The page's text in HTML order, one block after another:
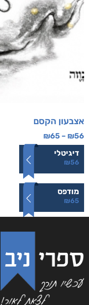
אצבעון הקסם
₪56
–
₪65
דיגיטלי
₪56
מודפס
₪65